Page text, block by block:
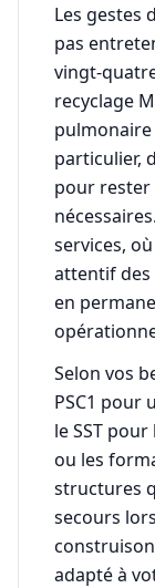
Les gestes
pas
vingt-
recyclage
particulier,
pour rester
services,
attentif des
en
Selon vos
PSC1 pour
le SST
ou les
structures
secours
adapté à